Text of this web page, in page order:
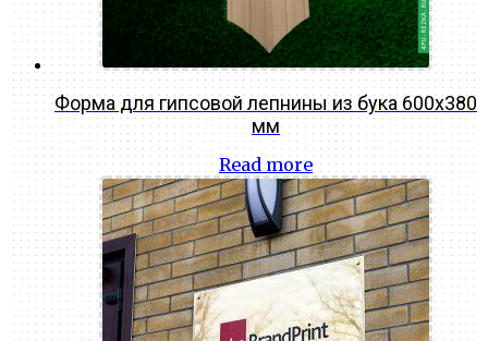
Форма для гипсовой лепнины из бука 600х380
мм
Read more